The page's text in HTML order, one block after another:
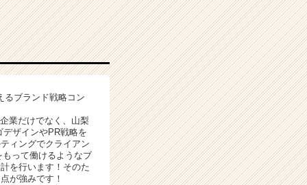
るブランド戦略コン
業だけでなく、山梨
ザインやPR戦略を
ィングでクライアン
って働けるようなブ
を行います！そのた
が強みです！